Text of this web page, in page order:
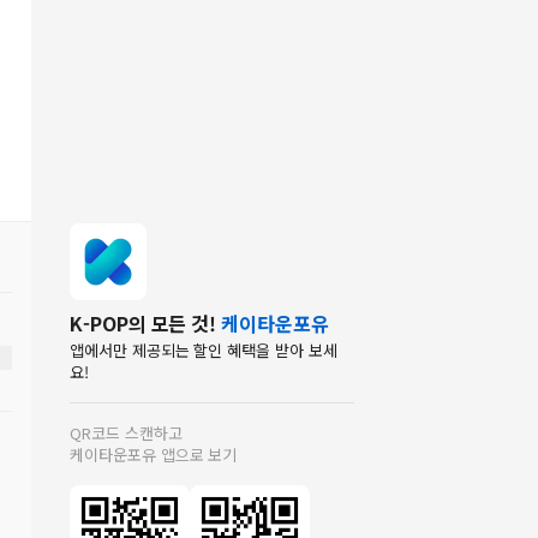
K-POP의 모든 것! 케이타운포유
앱에서만 제공되는 할인 혜택을 받아 보세
요!
QR코드 스캔하고
케이타운포유 앱으로 보기